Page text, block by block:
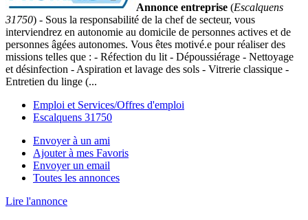
Annonce entreprise (Escalquens
31750) - Sous la responsabilité de la chef de secteur, vous
interviendrez en autonomie au domicile de personnes actives et de
personnes âgées autonomes. Vous êtes motivé.e pour réaliser des
missions telles que : - Réfection du lit - Dépoussiérage - Nettoyage
et désinfection - Aspiration et lavage des sols - Vitrerie classique -
Entretien du linge (...
Emploi et Services/Offres d'emploi
Escalquens 31750
Envoyer à un ami
Ajouter à mes Favoris
Envoyer un email
Toutes les annonces
Lire l'annonce